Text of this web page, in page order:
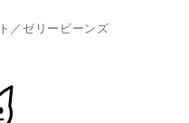
／ゼリービーンズ